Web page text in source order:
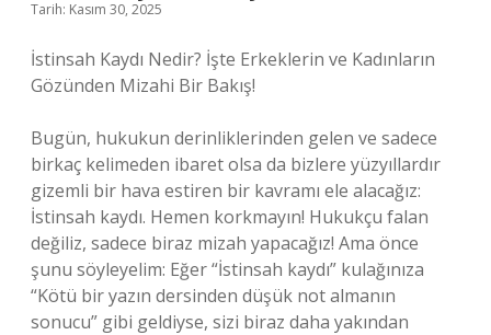
Tarih: Kasım 30, 2025
İstinsah Kaydı Nedir? İşte Erkeklerin ve Kadınların
Gözünden Mizahi Bir Bakış!
Bugün, hukukun derinliklerinden gelen ve sadece
birkaç kelimeden ibaret olsa da bizlere yüzyıllardır
gizemli bir hava estiren bir kavramı ele alacağız:
İstinsah kaydı. Hemen korkmayın! Hukukçu falan
değiliz, sadece biraz mizah yapacağız! Ama önce
şunu söyleyelim: Eğer “İstinsah kaydı” kulağınıza
“Kötü bir yazın dersinden düşük not almanın
sonucu” gibi geldiyse, sizi biraz daha yakından